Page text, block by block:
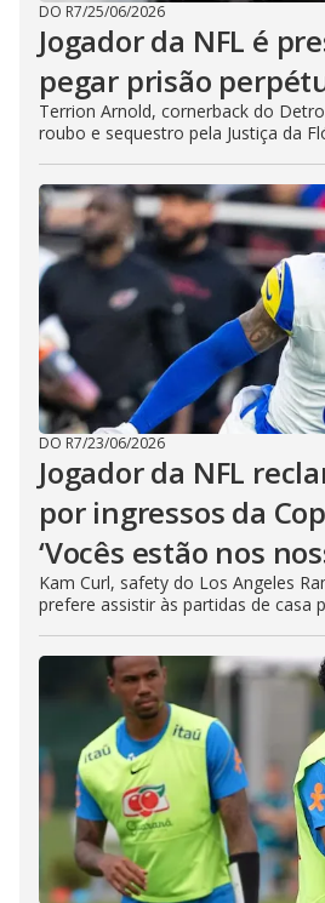
DO R7/25/06/2026
Jogador da NFL é
pegar prisão
Terrion Arnold, cornerback do
roubo e sequestro pela Justiça da
DO R7/23/06/2026
Jogador da NFL
por ingressos da
‘Vocês estão nos
Kam Curl, safety do Los Angeles
prefere assistir às partidas de casa